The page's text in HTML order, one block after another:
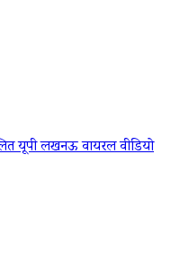
यूपीलखनऊवायरल वीडियो